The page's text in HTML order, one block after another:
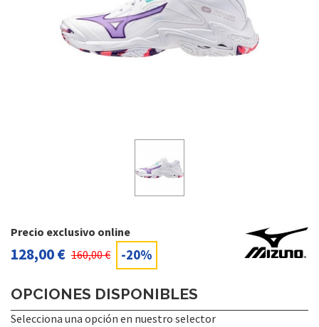
Precio exclusivo online
128,00 € 160,00 € -20%
OPCIONES DISPONIBLES
Selecciona una opción en nuestro selector